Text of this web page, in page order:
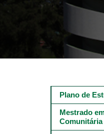
Main
navigation
e
Plano de
Mestrado
Comunitária